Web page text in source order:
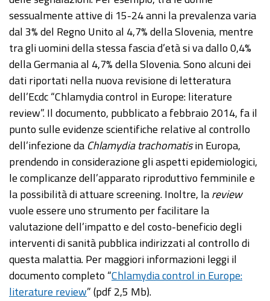
sessualmente attive di 15-24 anni la prevalenza varia
dal 3% del Regno Unito al 4,7% della Slovenia, mentre
tra gli uomini della stessa fascia d’età si va dallo 0,4%
della Germania al 4,7% della Slovenia. Sono alcuni dei
dati riportati nella nuova revisione di letteratura
dell’Ecdc “Chlamydia control in Europe: literature
review”. Il documento, pubblicato a febbraio 2014, fa il
punto sulle evidenze scientifiche relative al controllo
dell’infezione da Chlamydia trachomatisin Europa,
prendendo in considerazione gli aspetti epidemiologici,
le complicanze dell’apparato riproduttivo femminile e
la possibilità di attuare screening. Inoltre, lareview
vuole essere uno strumento per facilitare la
valutazione dell’impatto e del costo-beneficio degli
interventi di sanità pubblica indirizzati al controllo di
questa malattia. Per maggiori informazioni leggi il
documento completo “Chlamydia control in Europe:
literature review” (pdf 2,5 Mb).